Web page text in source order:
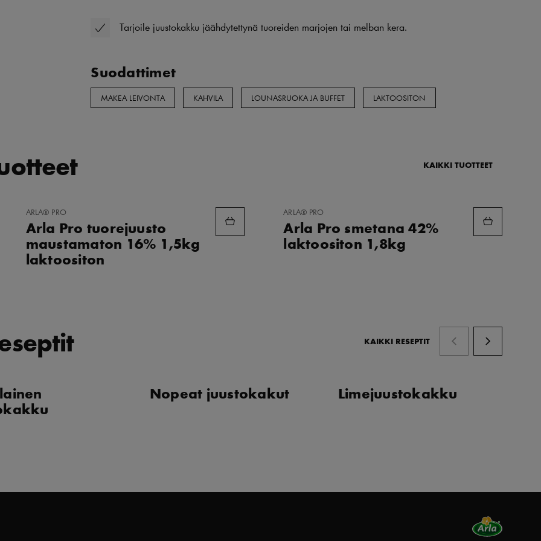
Tarjoile juustokakku jäähdytettynä tuoreiden marjojen tai melban kera.
Suodattimet
MAKEA LEIVONTA KAHVILA LOUNASRUOKA JA BUFFET LAKTOOSITON
KAIKKI TUOTTEET
LISÄÄ
ARLA® PRO
Arla Pro tuorejuusto
maustamaton 16% 1,5kg
laktoositon
LISÄÄ
ARLA® PRO
Arla Pro smetana 42%
laktoositon 1,8kg
KAIKKI RESEPTIT
Nopeat juustokakut Limejuustokakku